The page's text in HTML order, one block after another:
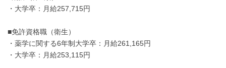
・大学卒：月給257,715円
■免許資格職（衛生）
・薬学に関する6年制大学卒：月給261,165円
・大学卒：月給253,115円